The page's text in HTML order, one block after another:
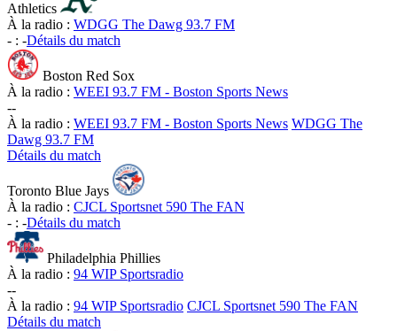
Athletics
À la radio : WDGG The Dawg 93.7 FM
- : -Détails du match
Boston Red Sox
À la radio : WEEI 93.7 FM - Boston Sports News
--
À la radio : WEEI 93.7 FM - Boston Sports News WDGG The
Dawg 93.7 FM
Détails du match
Toronto Blue Jays
À la radio : CJCL Sportsnet 590 The FAN
- : -Détails du match
Philadelphia Phillies
À la radio : 94 WIP Sportsradio
--
À la radio : 94 WIP Sportsradio CJCL Sportsnet 590 The FAN
Détails du match